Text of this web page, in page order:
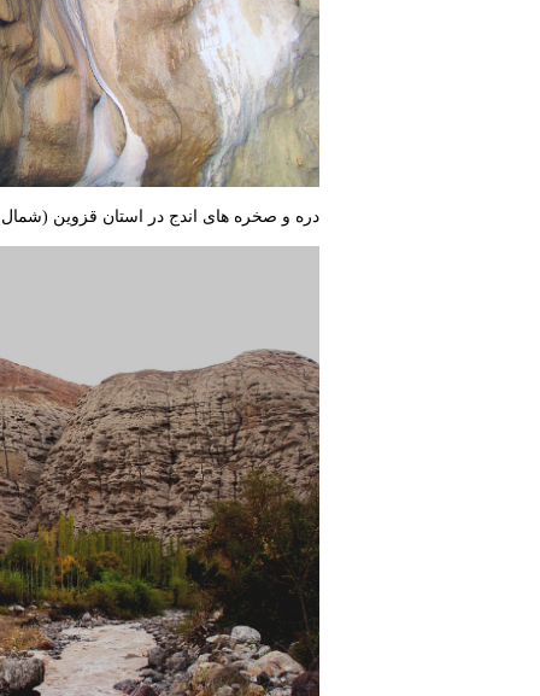
دره و صخره های اندج در استان قزوین